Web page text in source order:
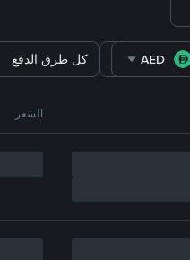
AED كل طرق الدفع
السعر